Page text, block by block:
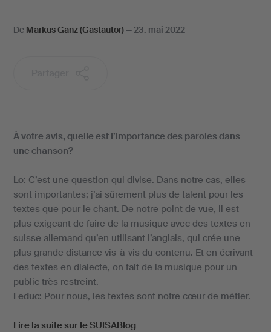
De Markus Ganz (Gastautor)—23. mai 2022
À votre avis, quelle est l’importance des paroles dans
une chanson?
Lo: C’est une question qui divise. Dans notre cas, elles
sont importantes; j’ai sûrement plus de talent pour les
textes que pour le chant. De notre point de vue, il est
plus exigeant de faire de la musique avec des textes en
suisse allemand qu’en utilisant l’anglais, qui crée une
plus grande distance vis-à-vis du contenu. Et en écrivant
des textes en dialecte, on fait de la musique pour un
public très restreint.
Leduc: Pour nous, les textes sont notre cœur de métier.
Lire la suite sur le SUISABlog